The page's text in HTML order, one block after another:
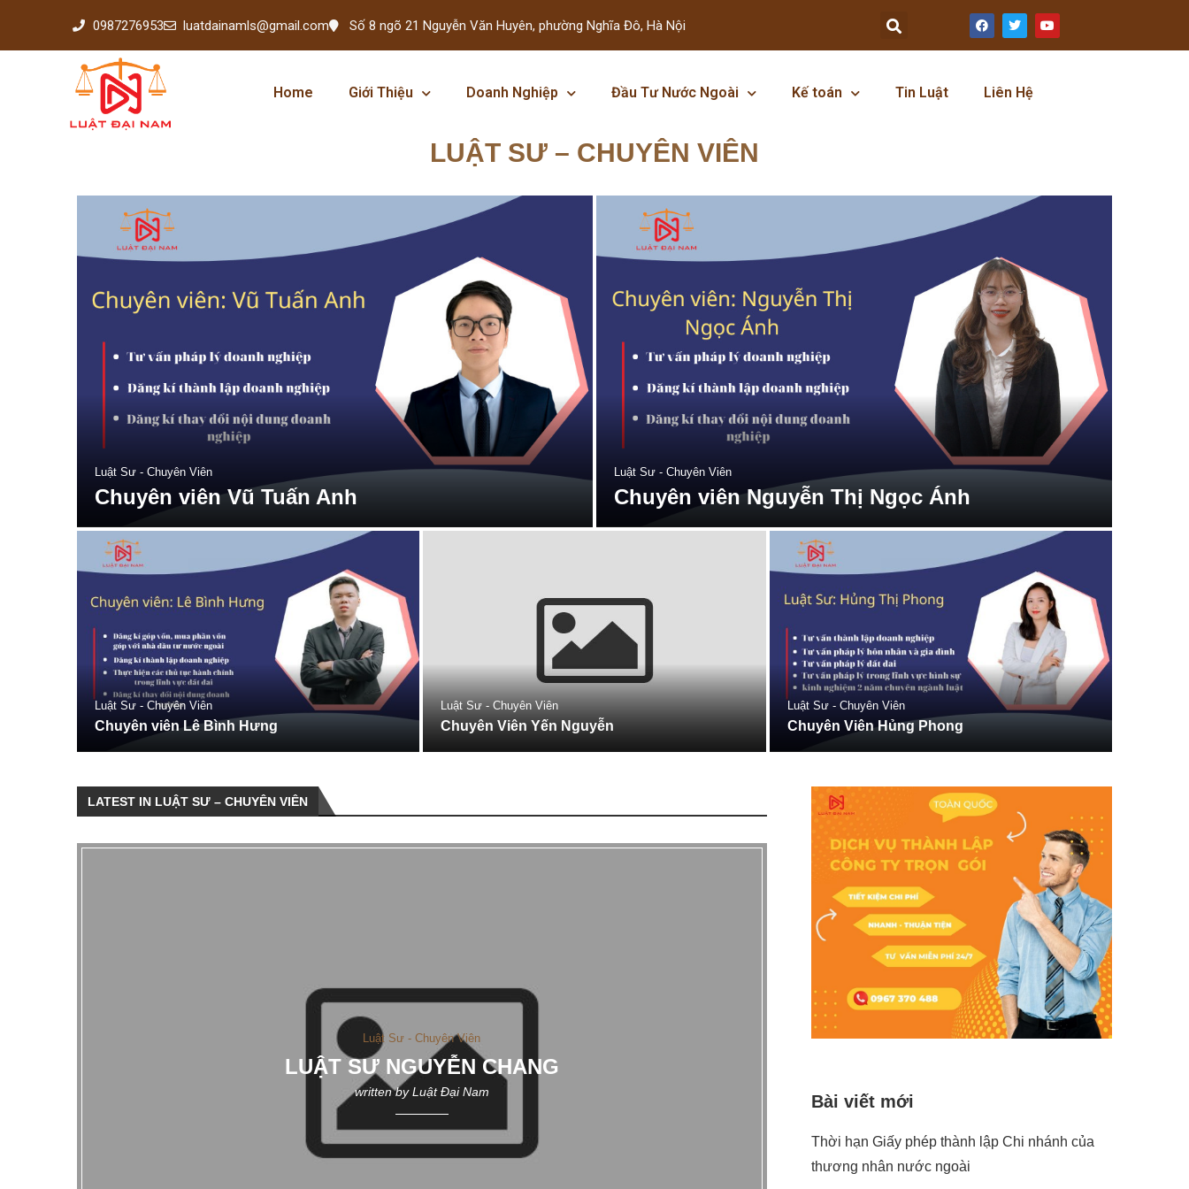
0987276953 luatdainamls@gmail.com Số 8 ngõ 21 Nguyễn Văn Huyên, phường Nghĩa Đô, Hà Nội
Home Giới Thiệu Doanh Nghiệp Đầu Tư Nước Ngoài Kế toán Tin Luật Liên Hệ
LUẬT SƯ – CHUYÊN VIÊN
Luật Sư - Chuyên Viên
Chuyên viên Vũ Tuấn Anh
Luật Sư - Chuyên Viên
Chuyên viên Nguyễn Thị Ngọc Ánh
Luật Sư - Chuyên Viên
Chuyên viên Lê Bình Hưng
Luật Sư - Chuyên Viên
Chuyên Viên Yến Nguyễn
Luật Sư - Chuyên Viên
Chuyên Viên Hủng Phong
LATEST IN LUẬT SƯ – CHUYÊN VIÊN
Luật Sư - Chuyên Viên
LUẬT SƯ NGUYỄN CHANG
written byLuật Đại Nam
Bài viết mới
Thời hạn Giấy phép thành lập Chi nhánh của
thương nhân nước ngoài